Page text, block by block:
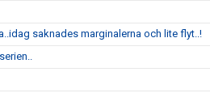
saknades marginalerna och lite flyt..!